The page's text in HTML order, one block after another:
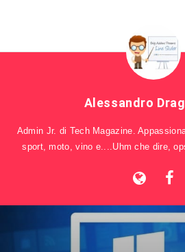
Alessandro
Admin Jr. di Tech Magazine.
sport, moto, vino e....Uhm che dire,